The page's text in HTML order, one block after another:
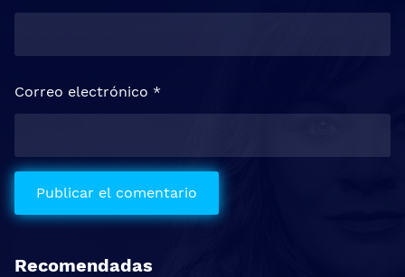
Correo electrónico *
Recomendadas